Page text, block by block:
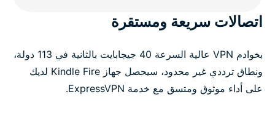
اتصالات سريعة ومستقرة
بخوادم VPN عالية السرعة 40 جيجابايت بالثانية في 113 دولة،
ونطاق ترددي غير محدود، سيحصل جهاز Kindle Fire لديك
على أداء موثوق ومتسق مع خدمة ExpressVPN.